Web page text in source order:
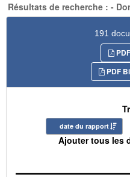
Résultats de recherche : -
191
PDF
date du rapport
Ajouter tous les